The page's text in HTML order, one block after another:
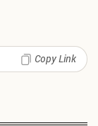
Copy Link